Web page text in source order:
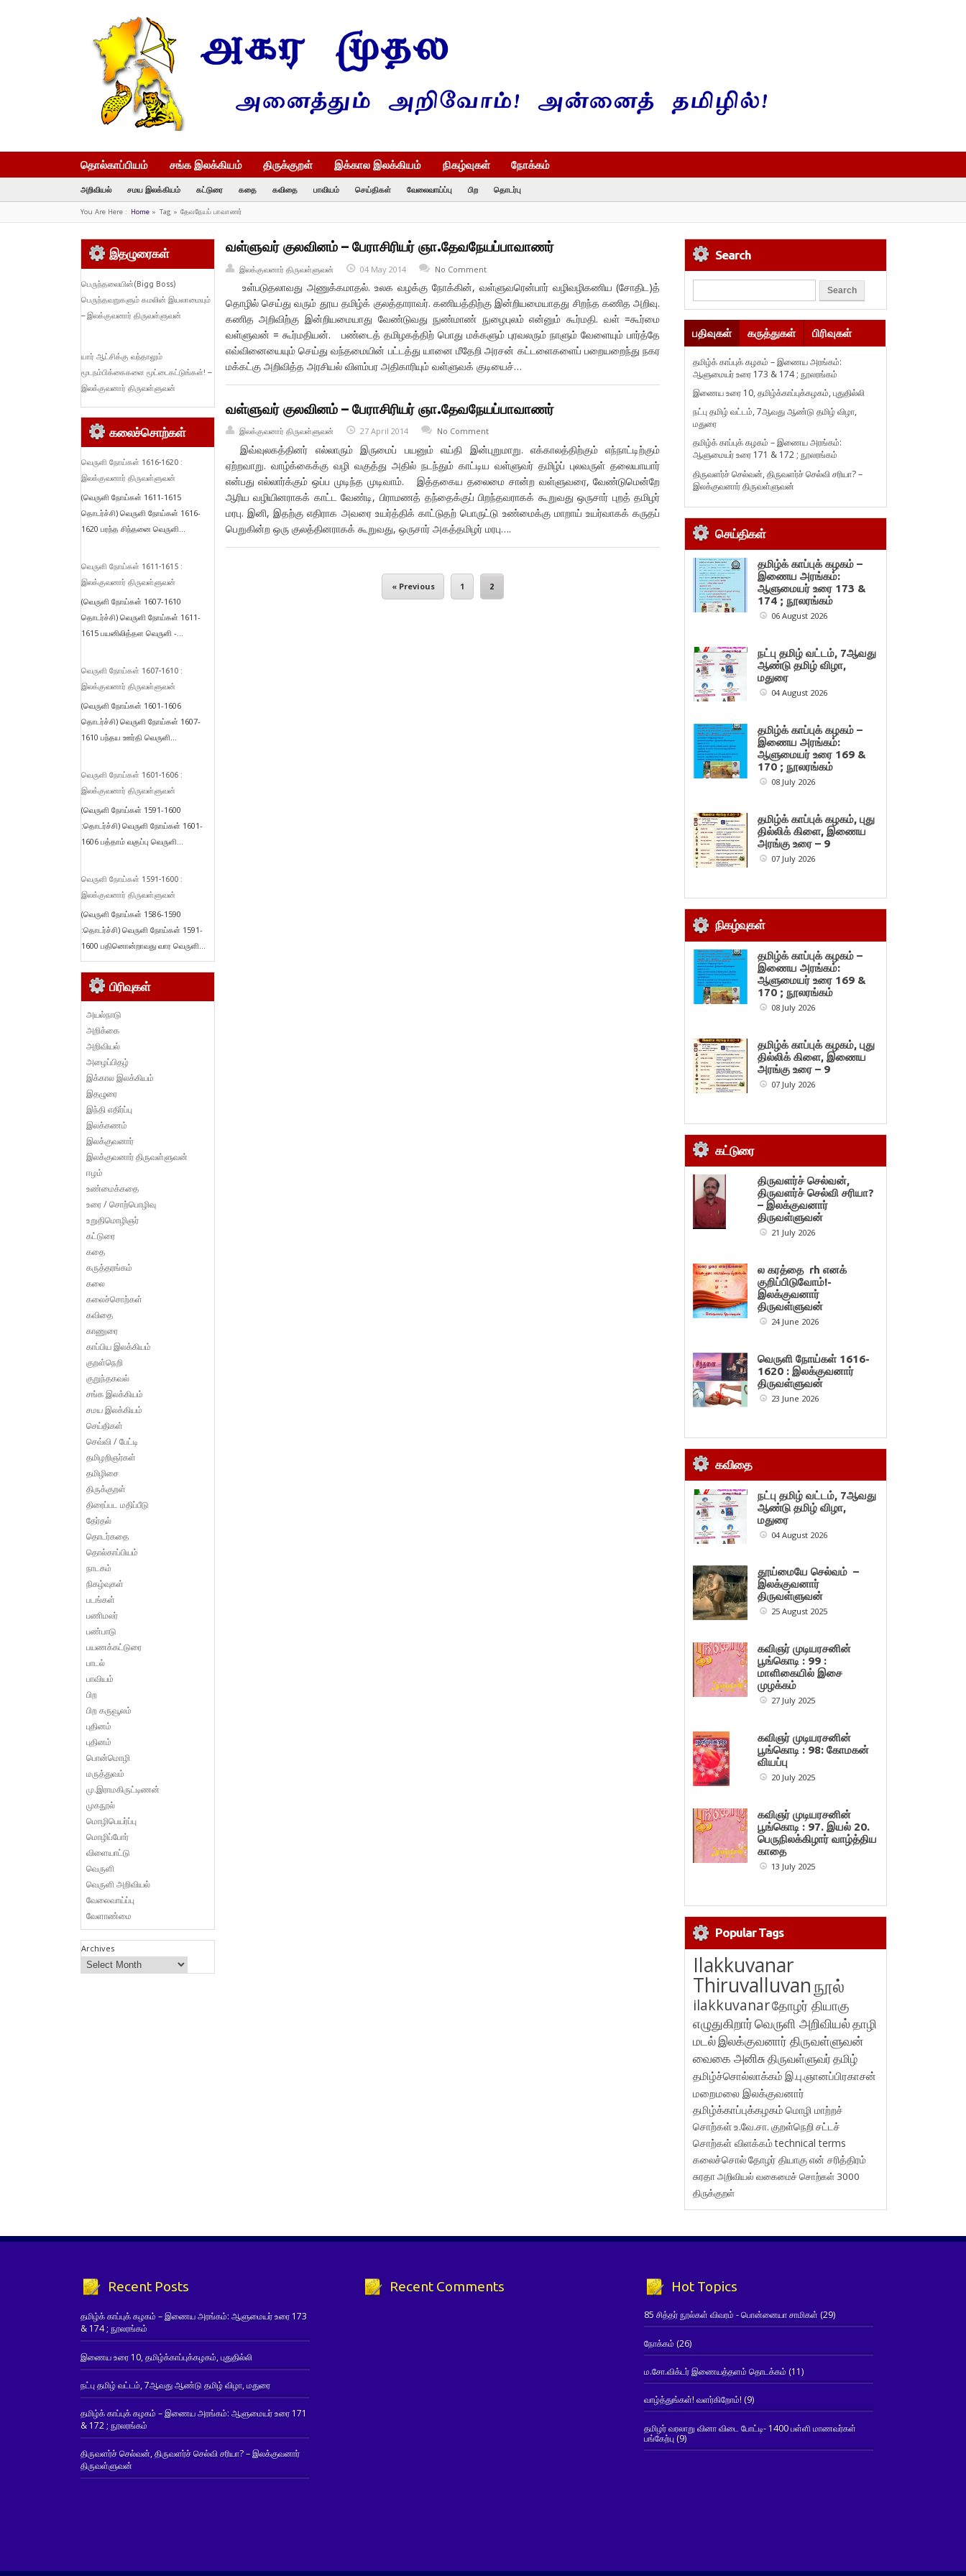
தொல்காப்பியம் சங்க இலக்கியம் திருக்குறள் இக்கால இலக்கியம் நிகழ்வுகள் நோக்கம்
அறிவியல் சமய இலக்கியம் கட்டுரை கதை கவிதை பாவியம் செய்திகள் வேலைவாய்ப்பு பிற தொடர்பு
You Are Here : Home» Tag » தேவநேயப் பாவாணர்
வள்ளுவர் குலவினம் – பேராசிரியர் ஞா.தேவநேயப்பாவாணர்
இலக்குவனார் திருவள்ளுவன் 04 May 2014 No Comment
உள்படுதலாவது அணுக்கமாதல். உலக வழக்கு நோக்கின், வள்ளுவரென்பார் வழிவழிகணிய (சோதிட)த்
தொழில் செய்து வரும் தூய தமிழ்க் குலத்தாராவர். கணியத்திற்கு இன்றியமையாதது சிறந்த கணித அறிவு.
கணித அறிவிற்கு இன்றியமையாது வேண்டுவது நுண்மாண் நுழைபுலம் என்னும் கூர்மதி. வள் =கூர்மை
வள்ளுவன் = கூர்மதியன். பண்டைத் தமிழகத்திற் பொது மக்களும் புரவலரும் நாளும் வேளையும் பார்த்தே
எவ்வினையையும் செய்து வந்தமையின் பட்டத்து யானை மீதேறி அரசன் கட்டளைகளைப் பறையறைந்து நகர
மக்கட்கு அறிவித்த அரசியல் விளம்பர அதிகாரியும் வள்ளுவக் குடியைச்…
வள்ளுவர் குலவினம் – பேராசிரியர் ஞா.தேவநேயப்பாவாணர்
இலக்குவனார் திருவள்ளுவன் 27 April 2014 No Comment
இவ்வுலகத்தினர் எல்லாரும் இருமைப் பயனும் எய்தி இன்புறுமாறு. எக்காலத்திற்கும் எந்நாட்டிற்கும்
ஏற்றவாறு. வாழ்க்கைக்கு வழி வகுத்து அதில் நடந்தும் காட்டிய வள்ளுவர் தமிழ்ப் புலவருள் தலையாயார்
என்பது எல்லார்க்கும் ஒப்ப முடிந்த முடிவாம். இத்தகைய தலைமை சான்ற வள்ளுவரை, வேண்டுமென்றே
ஆரிய வழியினராகக் காட்ட வேண்டி, பிராமணத் தந்தைக்குப் பிறந்தவராகக் கூறுவது ஒருசார் புறத் தமிழர்
மரபு. இனி, இதற்கு எதிராக அவரை உயர்த்திக் காட்டுதற் பொருட்டு உண்மைக்கு மாறாய் உயர்வாகக் கருதப்
பெறுகின்ற ஒரு குலத்தினராகக் கூறுவது, ஒருசார் அகத்தமிழர் மரபு….
« Previous 1 2
இதழுரைகள்
பெருந்தலையின்(Bigg Boss)
பெருந்தவறுகளும் கமலின் இயலாமையும்
– இலக்குவனார் திருவள்ளுவன்
யார் ஆட்சிக்கு வந்தாலும்
மூடநம்பிக்கைகளை மூட்டைகட்டுங்கள்! –
இலக்குவனார் திருவள்ளுவன்
கலைச்சொற்கள்
வெருளி நோய்கள் 1616-1620 :
இலக்குவனார் திருவள்ளுவன்
(வெருளி நோய்கள் 1611-1615
தொடர்ச்சி) வெருளி நோய்கள் 1616-
1620 பரந்த சிந்தனை வெருளி...
வெருளி நோய்கள் 1611-1615 :
இலக்குவனார் திருவள்ளுவன்
(வெருளி நோய்கள் 1607-1610
தொடர்ச்சி) வெருளி நோய்கள் 1611-
1615 பயனிலித்தள வெருளி -...
வெருளி நோய்கள் 1607-1610 :
இலக்குவனார் திருவள்ளுவன்
(வெருளி நோய்கள் 1601-1606
தொடர்ச்சி) வெருளி நோய்கள் 1607-
1610 பந்தய ஊர்தி வெருளி...
வெருளி நோய்கள் 1601-1606 :
இலக்குவனார் திருவள்ளுவன்
(வெருளி நோய்கள் 1591-1600
:தொடர்ச்சி) வெருளி நோய்கள் 1601-
1606 பத்தாம் வகுப்பு வெருளி...
வெருளி நோய்கள் 1591-1600 :
இலக்குவனார் திருவள்ளுவன்
(வெருளி நோய்கள் 1586-1590
:தொடர்ச்சி) வெருளி நோய்கள் 1591-
1600 பதினொன்றாவது வார வெருளி...
பிரிவுகள்
அயல்நாடு
அறிக்கை
அறிவியல்
அழைப்பிதழ்
இக்கால இலக்கியம்
இதழுரை
இந்தி எதிர்ப்பு
இலக்கணம்
இலக்குவனார்
இலக்குவனார் திருவள்ளுவன்
ஈழம்
உண்மைக்கதை
உரை / சொற்பொழிவு
உறுதிமொழிஞர்
கட்டுரை
கதை
கருத்தரங்கம்
கலை
கலைச்சொற்கள்
கவிதை
காணுரை
காப்பிய இலக்கியம்
குறள்நெறி
குறுந்தகவல்
சங்க இலக்கியம்
சமய இலக்கியம்
செய்திகள்
செவ்வி / பேட்டி
தமிழறிஞர்கள்
தமிழிசை
திருக்குறள்
திரைப்பட மதிப்பீடு
தேர்தல்
தொடர்கதை
தொல்காப்பியம்
நாடகம்
நிகழ்வுகள்
படங்கள்
பணிமலர்
பண்பாடு
பயணக்கட்டுரை
பாடல்
பாவியம்
பிற
பிற கருவூலம்
புதினம்
புதினம்
பொன்மொழி
மருத்துவம்
மு.இராமகிருட்டிணன்
முகநூல்
மொழிபெயர்ப்பு
மொழிப்போர்
விளையாட்டு
வெருளி
வெருளி அறிவியல்
வேலைவாய்ப்பு
வேளாண்மை
Archives
Search
பதிவுகள் கருத்துகள் பிரிவுகள்
தமிழ்க் காப்புக் கழகம் – இணைய அரங்கம்:
ஆளுமையர் உரை 173 & 174 ; நூலரங்கம்
இணைய உரை 10, தமிழ்க்காப்புக்கழகம், புதுதில்லி
நட்பு தமிழ் வட்டம், 7ஆவது ஆண்டு தமிழ் விழா,
மதுரை
தமிழ்க் காப்புக் கழகம் – இணைய அரங்கம்:
ஆளுமையர் உரை 171 & 172 ; நூலரங்கம்
திருவளர்ச் செல்வன், திருவளர்ச் செல்வி சரியா? –
இலக்குவனார் திருவள்ளுவன்
செய்திகள்
தமிழ்க் காப்புக் கழகம் –
இணைய அரங்கம்:
ஆளுமையர் உரை 173 &
174 ; நூலரங்கம்
06 August 2026
நட்பு தமிழ் வட்டம், 7ஆவது
ஆண்டு தமிழ் விழா,
மதுரை
04 August 2026
தமிழ்க் காப்புக் கழகம் –
இணைய அரங்கம்:
ஆளுமையர் உரை 169 &
170 ; நூலரங்கம்
08 July 2026
தமிழ்க் காப்புக் கழகம், புது
தில்லிக் கிளை, இணைய
அரங்கு உரை – 9
07 July 2026
நிகழ்வுகள்
தமிழ்க் காப்புக் கழகம் –
இணைய அரங்கம்:
ஆளுமையர் உரை 169 &
170 ; நூலரங்கம்
08 July 2026
தமிழ்க் காப்புக் கழகம், புது
தில்லிக் கிளை, இணைய
அரங்கு உரை – 9
07 July 2026
கட்டுரை
திருவளர்ச் செல்வன்,
திருவளர்ச் செல்வி சரியா?
– இலக்குவனார்
திருவள்ளுவன்
21 July 2026
ல கரத்தை rh எனக்
குறிப்பிடுவோம்!-
இலக்குவனார்
திருவள்ளுவன்
24 June 2026
வெருளி நோய்கள் 1616-
1620 : இலக்குவனார்
திருவள்ளுவன்
23 June 2026
கவிதை
நட்பு தமிழ் வட்டம், 7ஆவது
ஆண்டு தமிழ் விழா,
மதுரை
04 August 2026
தூய்மையே செல்வம் –
இலக்குவனார்
திருவள்ளுவன்
25 August 2025
கவிஞர் முடியரசனின்
பூங்கொடி : 99 :
மாளிகையில் இசை
முழக்கம்
27 July 2025
கவிஞர் முடியரசனின்
பூங்கொடி : 98: கோமகன்
வியப்பு
20 July 2025
கவிஞர் முடியரசனின்
பூங்கொடி : 97. இயல் 20.
பெருநிலக்கிழார் வாழ்த்திய
காதை
13 July 2025
Popular Tags
Ilakkuvanar
Thiruvalluvanநூல்
ilakkuvanarதோழர் தியாகு
எழுதுகிறார்வெருளி அறிவியல்தாழி
மடல்இலக்குவனார் திருவள்ளுவன்
வைகை அனிசுதிருவள்ளுவர்தமிழ்
தமிழ்ச்சொல்லாக்கம் இ.பு.ஞானப்பிரகாசன்
மறைமலை இலக்குவனார்
தமிழ்க்காப்புக்கழகம் மொழி மாற்றச்
சொற்கள்உ.வே.சா. குறள்நெறி சட்டச்
சொற்கள் விளக்கம்technical terms
கலைச்சொல்தோழர் தியாகுஎன் சரித்திரம்
சுரதாஅறிவியல் வகைமைச் சொற்கள் 3000
திருக்குறள்
Recent Posts
தமிழ்க் காப்புக் கழகம் – இணைய அரங்கம்: ஆளுமையர் உரை 173
& 174 ; நூலரங்கம்
இணைய உரை 10, தமிழ்க்காப்புக்கழகம், புதுதில்லி
நட்பு தமிழ் வட்டம், 7ஆவது ஆண்டு தமிழ் விழா, மதுரை
தமிழ்க் காப்புக் கழகம் – இணைய அரங்கம்: ஆளுமையர் உரை 171
& 172 ; நூலரங்கம்
திருவளர்ச் செல்வன், திருவளர்ச் செல்வி சரியா? – இலக்குவனார்
திருவள்ளுவன்
Recent Comments Hot Topics
85 சித்தர் நூல்கள் விவரம் - பொன்னையா சாமிகள் (29)
நோக்கம் (26)
ம.சோ.விக்டர் இணையத்தளம் தொடக்கம் (11)
வாழ்த்துங்கள்! வளர்கிறோம்! (9)
தமிழர் வரலாறு வினா விடை போட்டி- 1400 பள்ளி மாணவர்கள்
பங்கேற்பு(9)